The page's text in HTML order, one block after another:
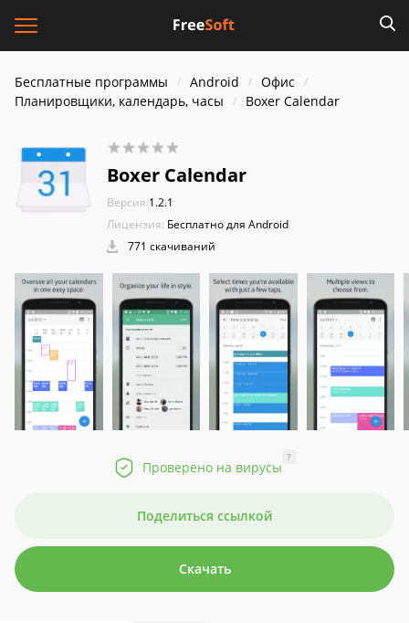
Бесплатные программы Android
Офис
Планировщики, календарь, часы
Boxer Calendar
Boxer Calendar
Версия:1.2.1
Лицензия: Бесплатно для Android
771 скачиваний
Проверено на вирусы
?
Поделиться ссылкой
Скачать